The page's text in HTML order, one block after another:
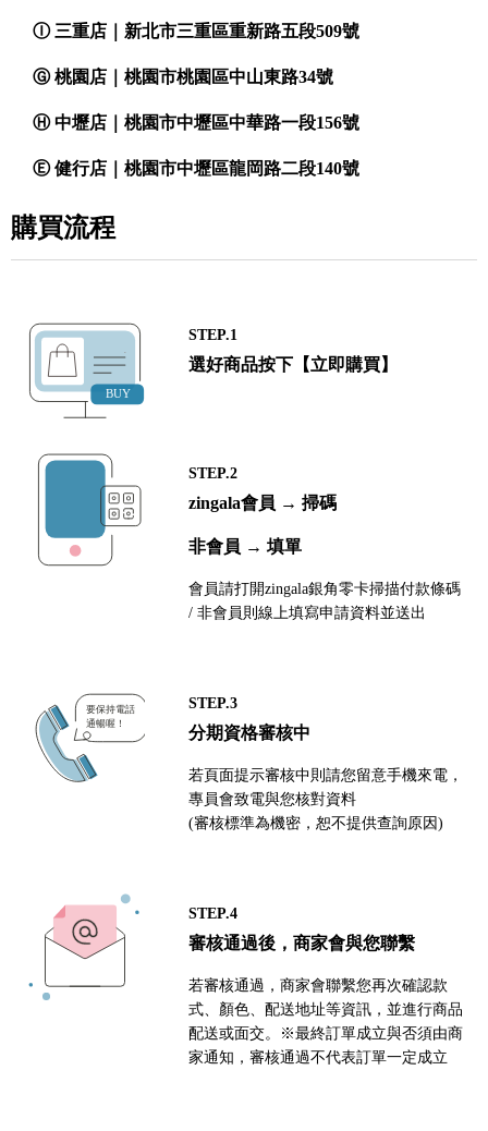
Ⓘ 三重店｜新北市三重區重新路五段509號
Ⓖ 桃園店｜桃園市桃園區中山東路34號
Ⓗ 中壢店｜桃園市中壢區中華路一段156號
Ⓔ 健行店｜桃園市中壢區龍岡路二段140號
購買流程
STEP.1
選好商品按下【立即購買】
STEP.2
zingala會員 → 掃碼
非會員 → 填單
會員請打開zingala銀角零卡掃描付款條碼
/ 非會員則線上填寫申請資料並送出
STEP.3
分期資格審核中
若頁面提示審核中則請您留意手機來電，
專員會致電與您核對資料
(審核標準為機密，恕不提供查詢原因)
STEP.4
審核通過後，商家會與您聯繫
若審核通過，商家會聯繫您再次確認款
式、顏色、配送地址等資訊，並進行商品
配送或面交。※最終訂單成立與否須由商
家通知，審核通過不代表訂單一定成立